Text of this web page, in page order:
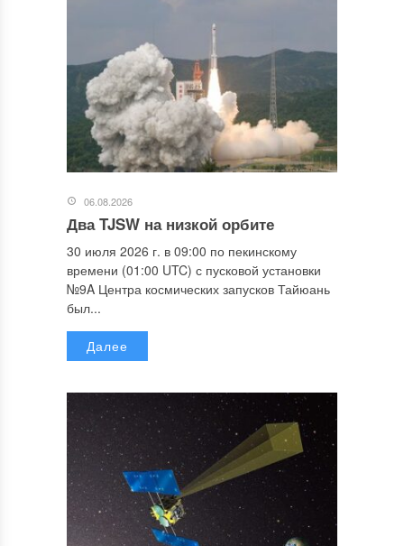
06.08.2026
Два TJSW на низкой орбите
30 июля 2026 г. в 09:00 по пекинскому
времени (01:00 UTC) с пусковой установки
№9A Центра космических запусков Тайюань
был...
Далее